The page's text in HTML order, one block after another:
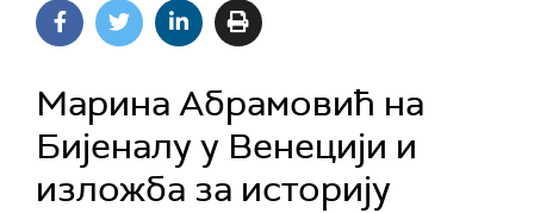
Марина Абрамовић на
Бијеналу у Венецији и
изложба за историју